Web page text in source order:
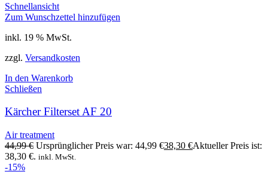
Schnellansicht
Zum Wunschzettel hinzufügen
inkl. 19 % MwSt.
zzgl. Versandkosten
In den Warenkorb
Schließen
Kärcher Filterset AF 20
Air treatment
44,99€ Ursprünglicher Preis war: 44,99 €38,30 €Aktueller Preis ist:
38,30 €. inkl. MwSt.
-15%